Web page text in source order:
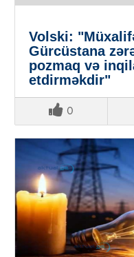
Volski:
Gürcüstana
pozmaq və
etdirməkdir"
0